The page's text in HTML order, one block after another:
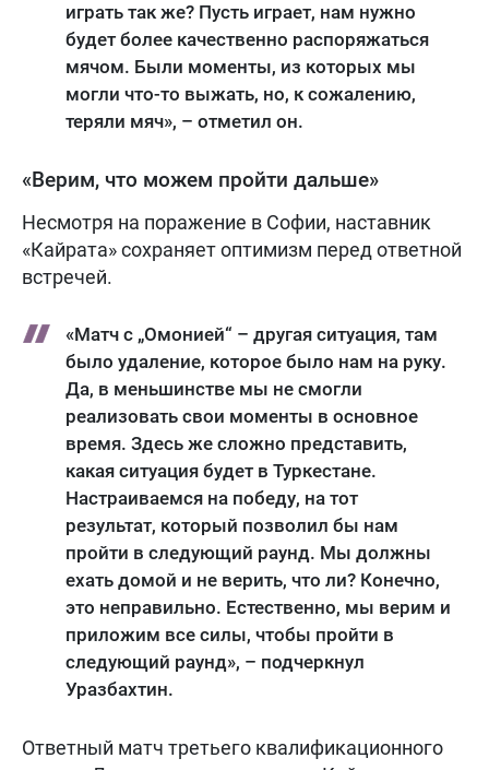
играть так же? Пусть играет, нам нужно
будет более качественно распоряжаться
мячом. Были моменты, из которых мы
могли что-то выжать, но, к сожалению,
теряли мяч», – отметил он.
«Верим, что можем пройти дальше»
Несмотря на поражение в Софии, наставник
«Кайрата» сохраняет оптимизм перед ответной
встречей.
«Матч с „Омонией“ – другая ситуация, там
было удаление, которое было нам на руку.
Да, в меньшинстве мы не смогли
реализовать свои моменты в основное
время. Здесь же сложно представить,
какая ситуация будет в Туркестане.
Настраиваемся на победу, на тот
результат, который позволил бы нам
пройти в следующий раунд. Мы должны
ехать домой и не верить, что ли? Конечно,
это неправильно. Естественно, мы верим и
приложим все силы, чтобы пройти в
следующий раунд», – подчеркнул
Уразбахтин.
Ответный матч третьего квалификационного